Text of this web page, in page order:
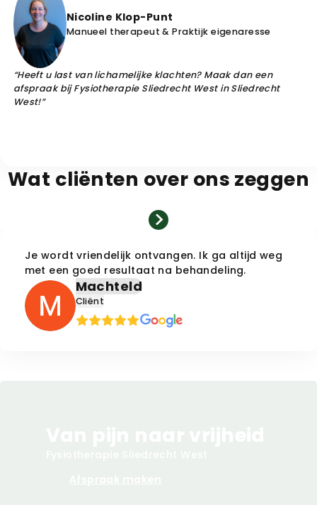
Nicoline Klop-Punt
Manueel therapeut & Praktijk eigenaresse
“Heeft u last van lichamelijke klachten? Maak dan een
afspraak bijFysiotherapie Sliedrecht WestinSliedrecht
West!”
Wat cliënten over ons zeggen
Je wordt vriendelijk ontvangen. Ik ga altijd weg
met een goed resultaat na behandeling.
Machteld
Cliënt